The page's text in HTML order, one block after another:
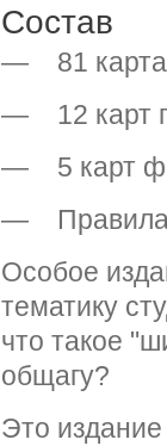
Состав
— 81 карта
— 12 карт
— 5 карт
—
Особое
тематику
что такое
общагу?
Это